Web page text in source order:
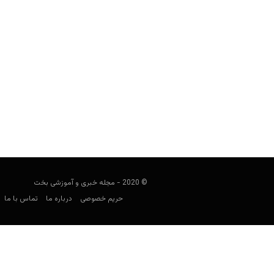
© 2020 - مجله خبری و آموزشی بخت
حریم خصوصی
درباره ما تماس با ما